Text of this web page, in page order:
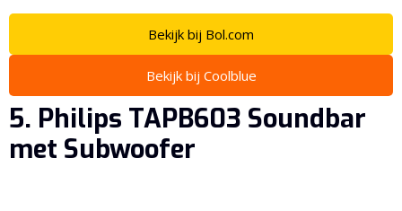
Bekijk bij Bol.com
Bekijk bij Coolblue
5. Philips TAPB603 Soundbar
met Subwoofer